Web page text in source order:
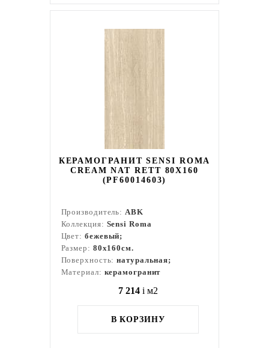
КЕРАМОГРАНИТ SENSI ROMA
CREAM NAT RETT 80X160
(PF60014603)
Производитель:ABK
Коллекция: Sensi Roma
Цвет: бежевый;
Размер: 80x160см.
Поверхность:натуральная;
Материал: керамогранит
7 214 i м2
В КОРЗИНУ